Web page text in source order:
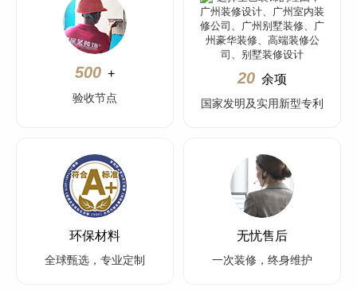
500 +
验收节点
20 余项
国家发明及实用新型专利
环保材料
全球甄选，专业定制
无忧售后
一次装修，终身维护